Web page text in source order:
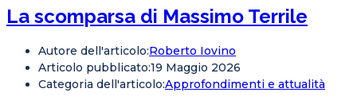
La scomparsa di Massimo Terrile
Autore dell'articolo:Roberto Iovino
Articolo pubblicato:19 Maggio 2026
Categoria dell'articolo:Approfondimenti e attualità